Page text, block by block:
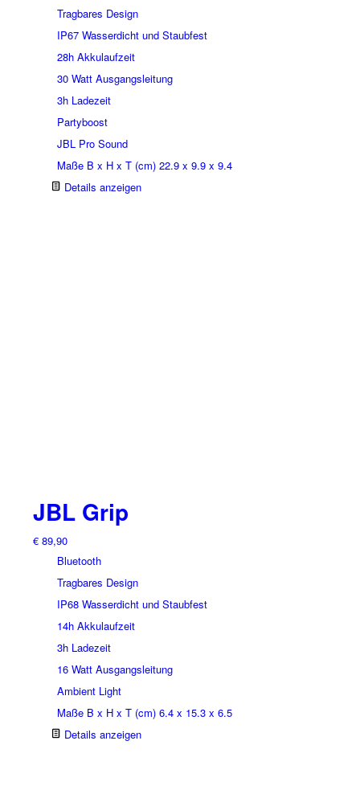
Tragbares Design
IP67 Wasserdicht und Staubfest
28h Akkulaufzeit
30 Watt Ausgangsleitung
3h Ladezeit
Partyboost
JBL Pro Sound
Maße B x H x T (cm) 22.9 x 9.9 x 9.4
Details anzeigen
JBL Grip
€89,90
Bluetooth
Tragbares Design
IP68 Wasserdicht und Staubfest
14h Akkulaufzeit
3h Ladezeit
16 Watt Ausgangsleitung
Ambient Light
Maße B x H x T (cm) 6.4 x 15.3 x 6.5
Details anzeigen